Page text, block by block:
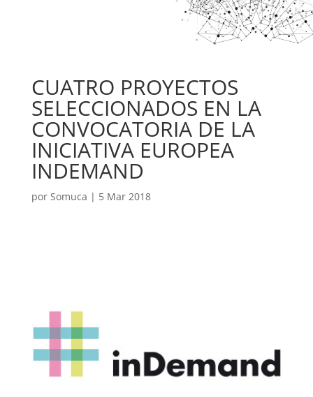
CUATRO PROYECTOS
SELECCIONADOS EN LA
CONVOCATORIA DE LA
INICIATIVA EUROPEA
INDEMAND
por Somuca | 5 Mar 2018